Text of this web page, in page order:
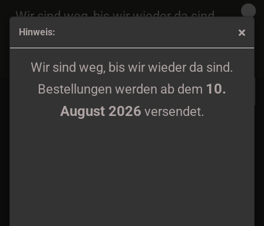
Hinweis:
Wir sind weg, bis wir wieder da sind.
Bestellungen werden ab dem 10.
August 2026 versendet.
Wir sind weg, bis wir wieder da sind.
Bestellungen werden ab dem
August 2026
versendet.